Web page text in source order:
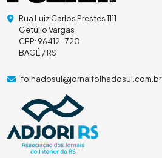
Rua Luiz Carlos Prestes 1111
Getúlio Vargas
CEP: 96412-720
BAGÉ / RS
folhadosul@jornalfolhadosul.com.br